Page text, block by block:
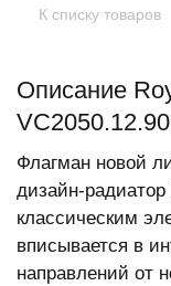
К списку товаров
Описание
Флагман новой
дизайн-
классическим
вписывается в
направлений от